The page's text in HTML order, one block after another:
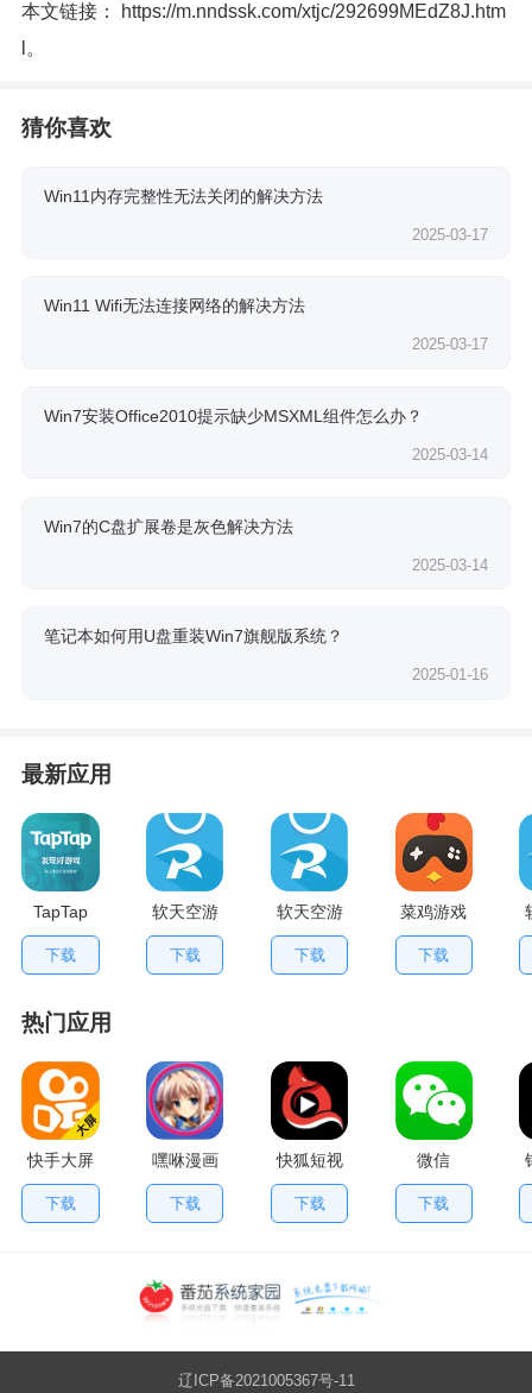
本文链接：
https://m.nndssk.com/xtjc/292699MEdZ8J.htm
。
猜你喜欢
Win11内存完整性无法关闭的解决方法
2025-03-17
Win11 Wifi无法连接网络的解决方法
2025-03-17
Win7安装Office2010提示缺少MSXML组件怎么办？
2025-03-14
Win7的C盘扩展卷是灰色解决方法
2025-03-14
笔记本如何用U盘重装Win7旗舰版系统？
2025-01-16
最新应用
TapTap
V2.84.0
手机版
下载
软天空游
戏盒应用
下载
软天空游
戏大全
App
下载
菜鸡游戏
不用排队
版
下载
热门应用
快手大屏
版
下载
嘿咻漫画
下载
快狐短视
频
下载
微信
下载
辽ICP备2021005367号-11